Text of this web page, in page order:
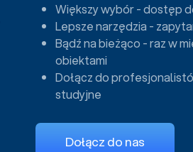
Większy wybór - dostęp
Lepsze narzędzia -
Bądź na bieżąco - raz w
obiektami
Dołącz do
studyjne
Dołącz do nas